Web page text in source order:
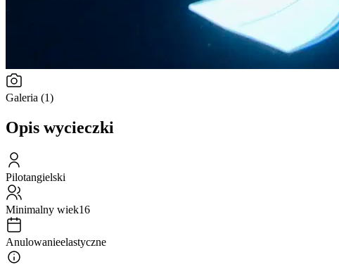
Galeria (1)
Opis wycieczki
Pilotangielski
Minimalny wiek16
Anulowanieelastyczne